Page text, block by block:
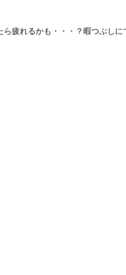
疲れるかも・・・？暇つぶしに